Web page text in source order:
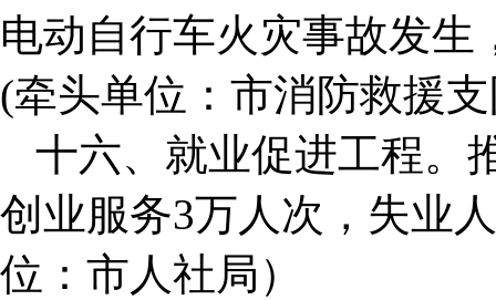
电动自行车火灾事故发
(牵头单位：市消防救援
十六、就业促进工程。
创业服务3万人次，失业
位：市人社局）